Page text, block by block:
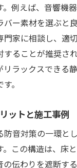
。例えば、音響機
バー素材を選ぶと
門家に相談し、適
ることが推奨さ
リラックスできる
。
ットと施工事例
防音対策の一環と
この構造は、床
の伝わりを遮断す